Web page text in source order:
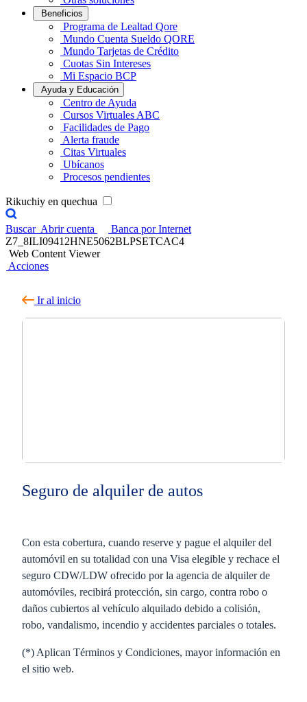
Beneficios
Programa de Lealtad Qore
Mundo Cuenta Sueldo QORE
Mundo Tarjetas de Crédito
Cuotas Sin Intereses
Mi Espacio BCP
Ayuda y Educación
Centro de Ayuda
Cursos Virtuales ABC
Facilidades de Pago
Alerta fraude
Citas Virtuales
Ubícanos
Procesos pendientes
Rikuchiy en quechua
Buscar Abrir cuenta
Banca por Internet
Z7_8ILI09412HNE5062BLPSETCAC4
Web Content Viewer
Acciones
Ir al inicio
Seguro de alquiler de autos
Con esta cobertura, cuando reserve y pague el alquiler del
automóvil en su totalidad con una Visa elegible y rechace el
seguro CDW/LDW ofrecido por la agencia de alquiler de
automóviles, recibirá protección, sin cargo, contra robo o
daños cubiertos al vehículo alquilado debido a colisión,
robo, vandalismo, incendio y accidentes parciales o totales.
(*) Aplican Términos y Condiciones, mayor información en
el sitio web.